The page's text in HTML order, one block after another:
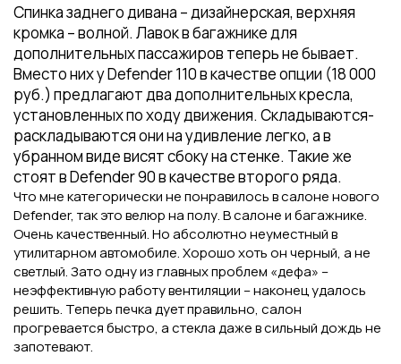
Спинка заднего дивана – дизайнерская, верхняя
кромка – волной. Лавок в багажнике для
дополнительных пассажиров теперь не бывает.
Вместо них у Defender 110 в качестве опции (18 000
руб.) предлагают два дополнительных кресла,
установленных по ходу движения. Складываются-
раскладываются они на удивление легко, а в
убранном виде висят сбоку на стенке. Такие же
стоят в Defender 90 в качестве второго ряда.
Что мне категорически не понравилось в салоне нового
Defender, так это велюр на полу. В салоне и багажнике.
Очень качественный. Но абсолютно неуместный в
утилитарном автомобиле. Хорошо хоть он черный, а не
светлый. Зато одну из главных проблем «дефа» –
неэффективную работу вентиляции – наконец удалось
решить. Теперь печка дует правильно, салон
прогревается быстро, а стекла даже в сильный дождь не
запотевают.